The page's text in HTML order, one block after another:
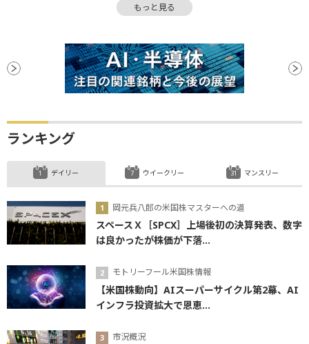
関税 個人消費
もっと見る
ランキング
デイリー
岡元兵八郎の米国株マスターへの道
スペースＸ［SPCX］上場後初の決算発表、数字
は良かったが株価が下落...
モトリーフール米国株情報
【米国株動向】AIスーパーサイクル第2幕、AI
インフラ投資拡大で恩恵...
市況概況
ウイークリー マンスリー